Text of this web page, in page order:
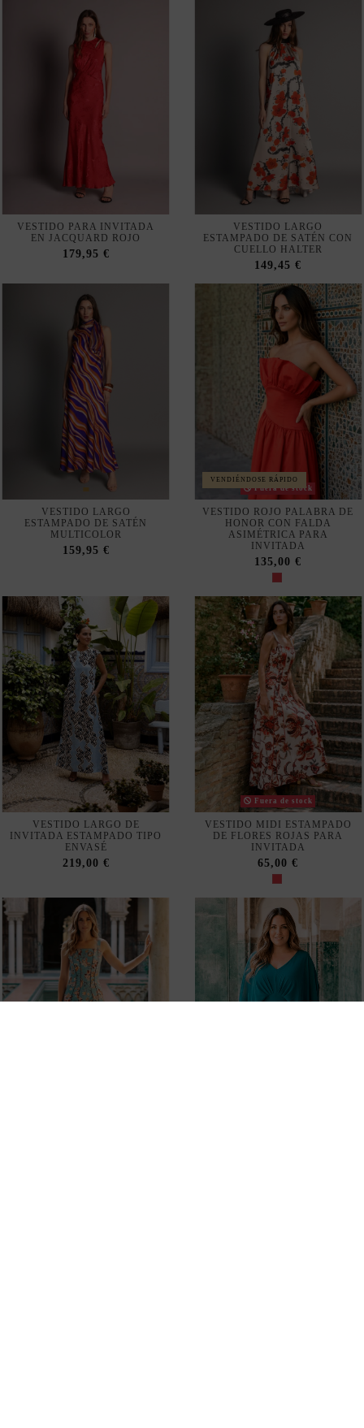
VESTIDO PARA INVITADA
EN JACQUARD ROJO
179,95 €
VESTIDO LARGO
ESTAMPADO DE SATÉN CON
CUELLO HALTER
149,45 €
VESTIDO LARGO
ESTAMPADO DE SATÉN
MULTICOLOR
159,95 €
VENDIÉNDOSE RÁPIDO
Fuera de stock
VESTIDO ROJO PALABRA DE
HONOR CON FALDA
ASIMÉTRICA PARA
INVITADA
135,00 €
VESTIDO LARGO DE
INVITADA ESTAMPADO TIPO
ENVASÉ
219,00 €
Fuera de stock
VESTIDO MIDI ESTAMPADO
DE FLORES ROJAS PARA
INVITADA
65,00 €